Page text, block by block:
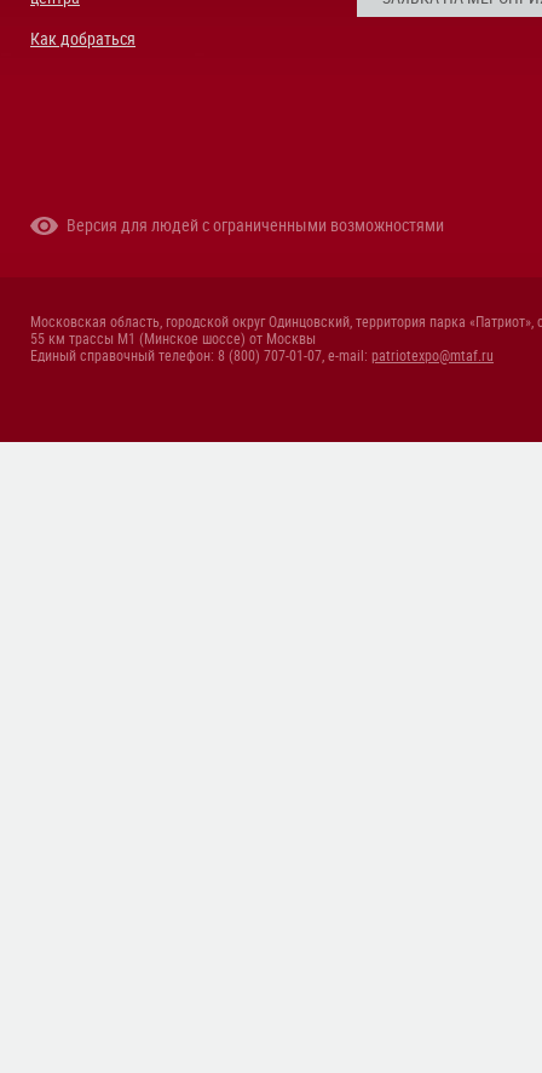
Как добраться
Версия для людей с ограниченными возможностями
Московская область, городской округ Одинцовский, территория парка «Патриот»,
55 км трассы М1 (Минское шоссе) от Москвы
Единый справочный телефон: 8 (800) 707-01-07, e-mail: patriotexpo@mtaf.ru